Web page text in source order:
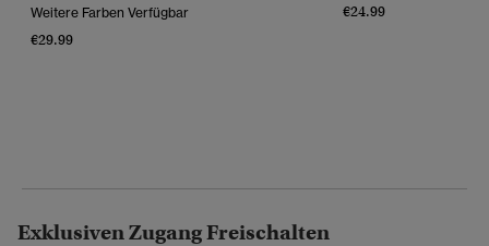
Weitere Farben Verfügbar
€29.99
€24.99
Exklusiven Zugang Freischalten